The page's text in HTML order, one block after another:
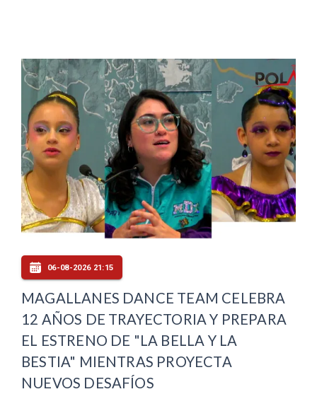
06-08-2026 21:15
MAGALLANES DANCE TEAM CELEBRA
12 AÑOS DE TRAYECTORIA Y PREPARA
EL ESTRENO DE "LA BELLA Y LA
BESTIA" MIENTRAS PROYECTA
NUEVOS DESAFÍOS